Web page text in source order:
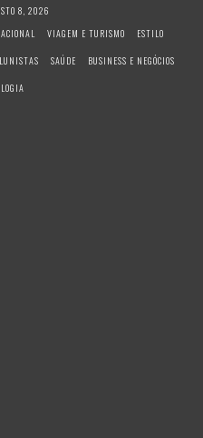
8, 2026
VIAGEM E TURISMO
ESTILO
SAÚDE
BUSINESS E NEGÓCIOS